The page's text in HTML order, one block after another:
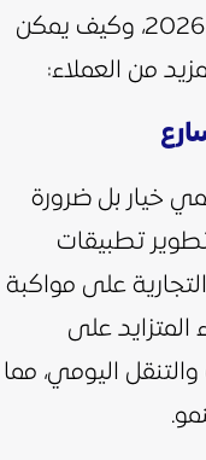
تطبيق ذكي أداة لا غنى عنها في 2026، وكيف يمكن
من العملاء:
الرقمي خيار بل ضرورة
تطبيقات
على مواكبة
المتزايد على
اليومي، مما